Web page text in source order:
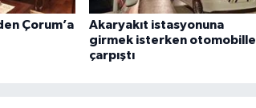
Çorum’a
Akaryakıt istasyonuna
girmek isterken otomobille
çarpıştı